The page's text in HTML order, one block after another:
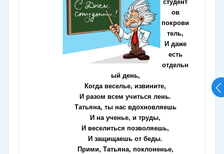
студент
ов
покрови
тель,
И даже
есть
отдельн
ый день,
Когда веселье, извините,
И разом всем учиться лень.
Татьяна, ты нас вдохновляешь
И на ученье, и труды,
И веселиться позволяешь,
И защищаешь от беды.
Прими, Татьяна, поклоненье,